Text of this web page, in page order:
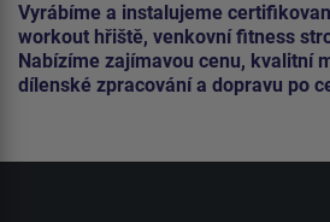
Vyrábíme a instalujeme
workout hřiště, venkovní fitness
Nabízíme zajímavou cenu, kvalitní
dílenské zpracování a dopravu po